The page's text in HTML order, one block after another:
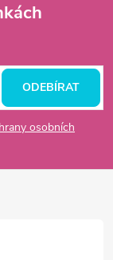
osobních
ODEBÍRAT